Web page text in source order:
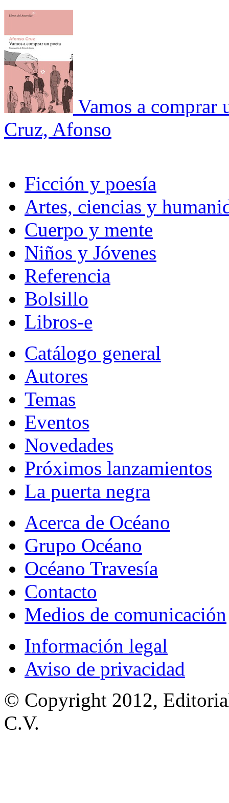
Vamos a comprar
Cruz, Afonso
Ficción y poesía
Artes, ciencias y
Cuerpo y mente
Niños y Jóvenes
Referencia
Bolsillo
Libros-e
Catálogo general
Autores
Temas
Eventos
Novedades
Próximos lanzamientos
La puerta negra
Acerca de Océano
Grupo Océano
Océano Travesía
Contacto
Medios de comunicación
Información legal
Aviso de privacidad
© Copyright 2012,
C.V.